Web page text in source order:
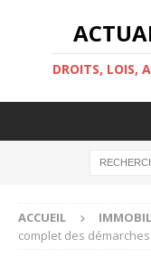
DROITS, LOIS,
ACCUEIL
complet des